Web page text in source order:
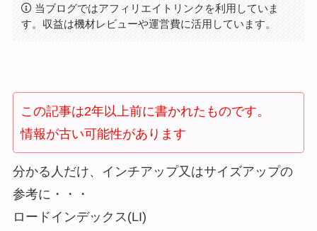
当ブログではアフィリエイトリンクを利用していま
す。収益は機材レビューや運営費に活用しています。
この記事は2年以上前に書かれたものです。
情報が古い可能性があります
分かる人だけ、インチアップ又はサイズアップの
参考に・・・
ロードインデックス(LI)